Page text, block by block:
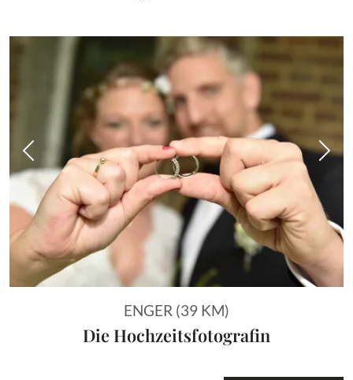
Vorheriges Bild
ENGER (39 KM)
Die Hochzeitsfotografin